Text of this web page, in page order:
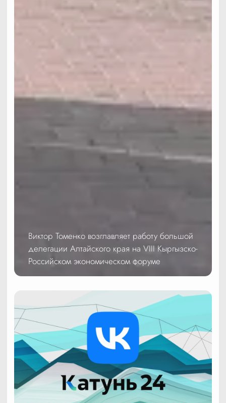
Виктор Томенко возглавляет работу большой
делегации Алтайского края на VIII Кыргызско-
Российском экономическом форуме